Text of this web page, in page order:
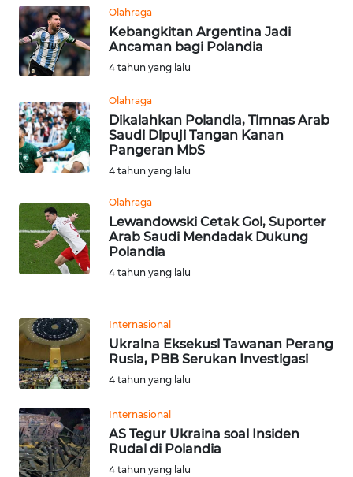
Olahraga
Kebangkitan Argentina Jadi
Ancaman bagi Polandia
4 tahun yang lalu
Olahraga
Dikalahkan Polandia, Timnas Arab
Saudi Dipuji Tangan Kanan
Pangeran MbS
4 tahun yang lalu
Olahraga
Lewandowski Cetak Gol, Suporter
Arab Saudi Mendadak Dukung
Polandia
4 tahun yang lalu
Internasional
Ukraina Eksekusi Tawanan Perang
Rusia, PBB Serukan Investigasi
4 tahun yang lalu
Internasional
AS Tegur Ukraina soal Insiden
Rudal di Polandia
4 tahun yang lalu
TEBING
TINGGI
WN
WN
KARAWANG
WN
BOGOR
DEPOK
WN
TAPANULI
UTARA
WN
SAMOSIR